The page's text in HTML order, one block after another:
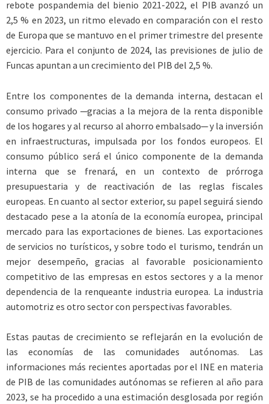
rebote pospandemia del bienio 2021-2022, el PIB avanzó un
2,5 % en 2023, un ritmo elevado en comparación con el resto
de Europa que se mantuvo en el primer trimestre del presente
ejercicio. Para el conjunto de 2024, las previsiones de julio de
Funcas apuntan a un crecimiento del PIB del 2,5 %.
Entre los componentes de la demanda interna, destacan el
consumo privado ─gracias a la mejora de la renta disponible
de los hogares y al recurso al ahorro embalsado─ y la inversión
en infraestructuras, impulsada por los fondos europeos. El
consumo público será el único componente de la demanda
interna que se frenará, en un contexto de prórroga
presupuestaria y de reactivación de las reglas fiscales
europeas. En cuanto al sector exterior, su papel seguirá siendo
destacado pese a la atonía de la economía europea, principal
mercado para las exportaciones de bienes. Las exportaciones
de servicios no turísticos, y sobre todo el turismo, tendrán un
mejor desempeño, gracias al favorable posicionamiento
competitivo de las empresas en estos sectores y a la menor
dependencia de la renqueante industria europea. La industria
automotriz es otro sector con perspectivas favorables.
Estas pautas de crecimiento se reflejarán en la evolución de
las economías de las comunidades autónomas. Las
informaciones más recientes aportadas por el INE en materia
de PIB de las comunidades autónomas se refieren al año para
2023, se ha procedido a una estimación desglosada por región